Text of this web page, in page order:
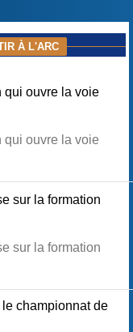
À L'ARC
qui ouvre la voie
qui ouvre la voie
sur la formation
sur la formation
le championnat de